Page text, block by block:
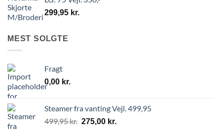
299,95 kr.
MEST SOLGTE
Fragt
0,00 kr.
Steamer fra vanting Vejl. 499,95
499,95kr. 275,00 kr.